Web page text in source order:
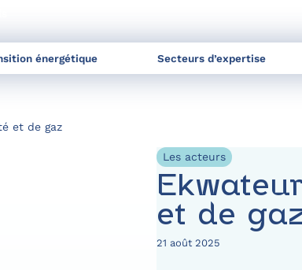
énergétique Secteurs d’expertise
et de gaz
Les acteurs
et de
21 août 2025